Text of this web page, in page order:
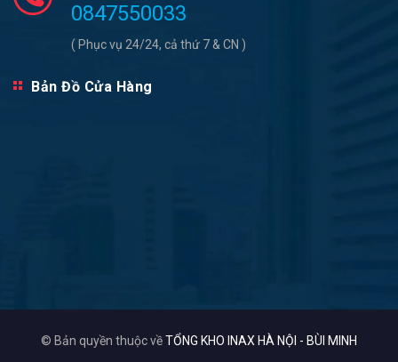
0847550033
( Phục vụ 24/24, cả thứ 7 & CN )
Bản Đồ Cửa Hàng
© Bản quyền thuộc vềTỔNG KHO INAX HÀ NỘI - BÙI MINH